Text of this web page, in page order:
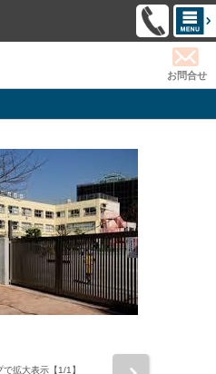
お問合せ
で拡大表示【1/1】